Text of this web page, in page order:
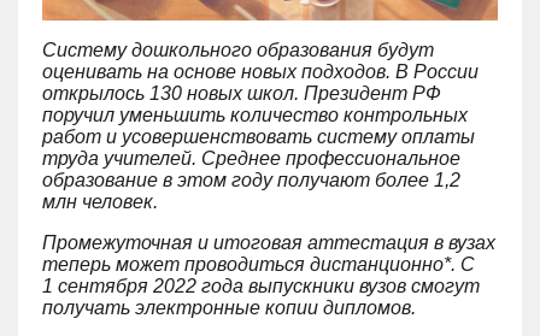
Систему дошкольного образования будут
оценивать на основе новых подходов. В России
открылось 130 новых школ. Президент РФ
поручил уменьшить количество контрольных
работ и усовершенствовать систему оплаты
труда учителей. Среднее профессиональное
образование в этом году получают более 1,2
млн человек.
Промежуточная и итоговая аттестация в вузах
теперь может проводиться дистанционно*. С
1 сентября 2022 года выпускники вузов смогут
получать электронные копии дипломов.